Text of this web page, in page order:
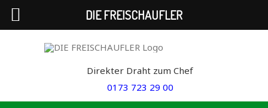
Direkter Draht zum Chef
0173 723 29 00
DIE FREISCHAUFLER